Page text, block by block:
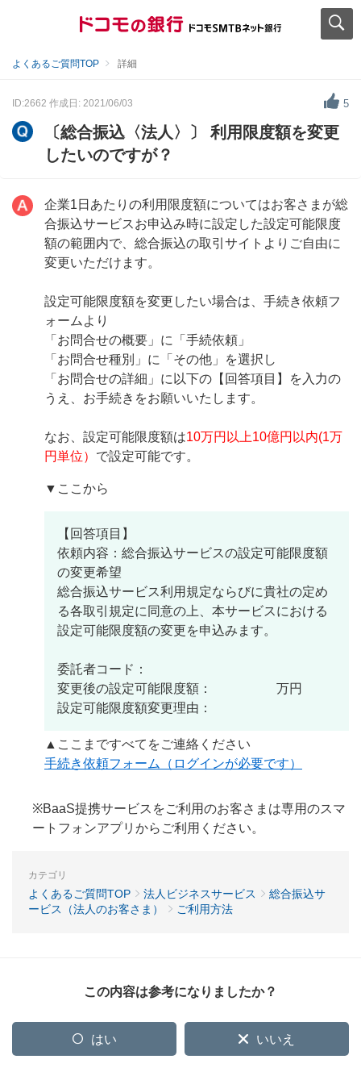
よくあるご質問TOP 詳細
ID:2662 作成日: 2021/06/03 5
〔総合振込〈法人〉〕 利用限度額を変更
したいのですが？
企業1日あたりの利用限度額についてはお客さまが総
合振込サービスお申込み時に設定した設定可能限度
額の範囲内で、総合振込の取引サイトよりご自由に
変更いただけます。
設定可能限度額を変更したい場合は、手続き依頼フ
ォームより
「お問合せの概要」に「手続依頼」
「お問合せ種別」に「その他」を選択し
「お問合せの詳細」に以下の【回答項目】を入力の
うえ、お手続きをお願いいたします。
なお、設定可能限度額は10万円以上10億円以内(1万
円単位） で設定可能です。
▼ここから
【回答項目】
依頼内容：総合振込サービスの設定可能限度額
の変更希望
総合振込サービス利用規定ならびに貴社の定め
る各取引規定に同意の上、本サービスにおける
設定可能限度額の変更を申込みます。
委託者コード：
変更後の設定可能限度額： 万円
設定可能限度額変更理由：
▲ここまですべてをご連絡ください
手続き依頼フォーム（ログインが必要です）
※BaaS提携サービスをご利用のお客さまは専用のスマ
ートフォンアプリからご利用ください。
カテゴリ
よくあるご質問TOP 法人ビジネスサービス
総合振込サ
ービス（法人のお客さま）
ご利用方法
この内容は参考になりましたか？
はい いいえ